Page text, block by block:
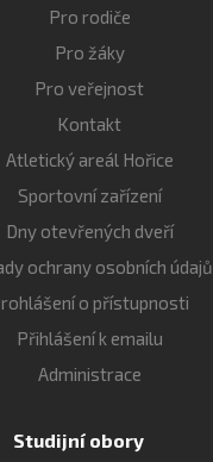
Pro rodiče
Pro žáky
Pro veřejnost
Kontakt
Atletický areál Hořice
Sportovní zařízení
Dny otevřených dveří
ochrany osobních údajů
o přístupnosti
Přihlášení k emailu
Administrace
Studijní obory